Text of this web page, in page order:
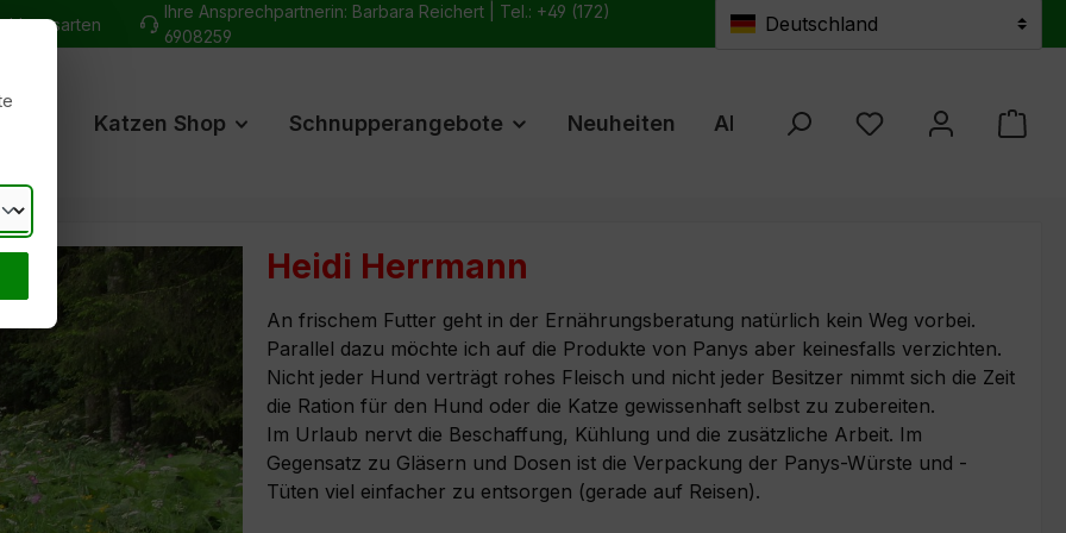
Ihre Ansprechpartnerin: Barbara Reichert | Tel.: +49 (172)
6908259
Deutschland
Katzen Shop Schnupperangebote Neuheiten Aktuelles Züchterprogramm
Du hast 0 Produkte
Heidi Herrmann
An frischem Futter geht in der Ernährungsberatung natürlich kein Weg vorbei.
Parallel dazu möchte ich auf die Produkte von Panys aber keinesfalls verzichten.
Nicht jeder Hund verträgt rohes Fleisch und nicht jeder Besitzer nimmt sich die Zeit
die Ration für den Hund oder die Katze gewissenhaft selbst zu zubereiten.
Im Urlaub nervt die Beschaffung, Kühlung und die zusätzliche Arbeit. Im
Gegensatz zu Gläsern und Dosen ist die Verpackung der Panys-Würste und -
Tüten viel einfacher zu entsorgen (gerade auf Reisen).